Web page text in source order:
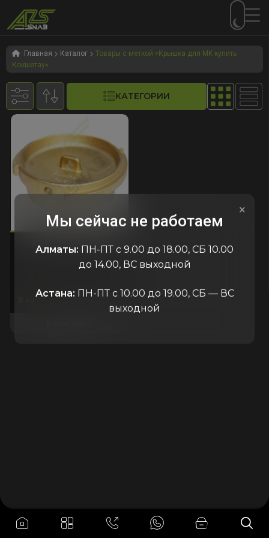
Перейти
навигации
Перейти
содержимому
Главная Каталог
Товары с меткой «Крышка для MK купить
Кокшетау»
КАТЕГОРИИ
код:5312 код:5312
Крышка VB-80
В наличии 15.000₸
×
Мы сейчас не работаем
Алматы: ПН-ПТ с 9.00 до 18.00, СБ 10.00
до 14.00, ВС выходной
Астана: ПН-ПТ с 10.00 до 19.00, СБ — ВС
выходной